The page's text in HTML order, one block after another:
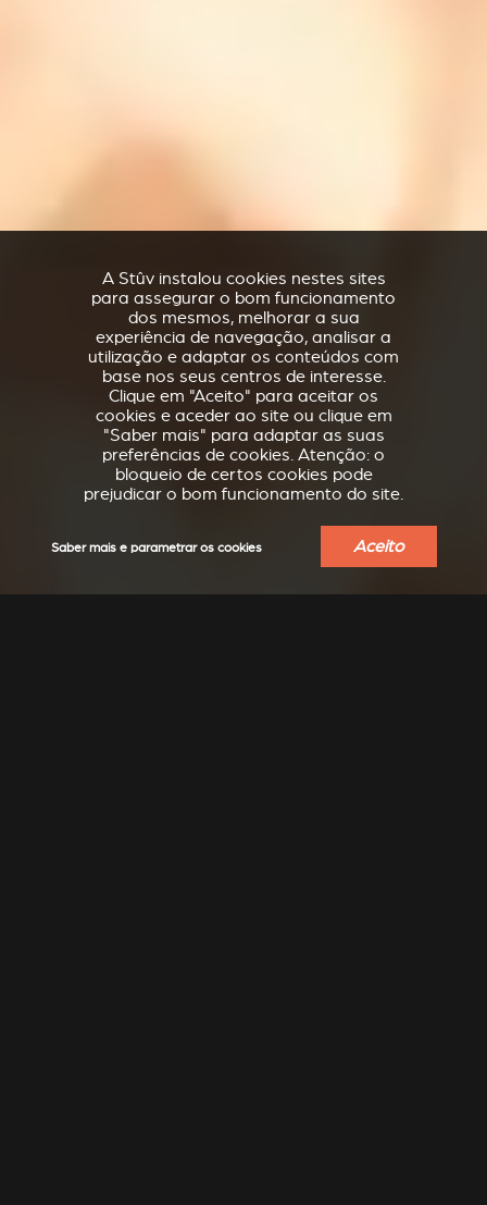
A Stûv instalou cookies nestes sites
para assegurar o bom funcionamento
dos mesmos, melhorar a sua
experiência de navegação, analisar a
utilização e adaptar os conteúdos com
base nos seus centros de interesse.
Clique em "Aceito" para aceitar os
cookies e aceder ao site ou clique em
"Saber mais" para adaptar as suas
preferências de cookies. Atenção: o
bloqueio de certos cookies pode
prejudicar o bom funcionamento do site.
Saber mais e parametrar os cookies Aceito